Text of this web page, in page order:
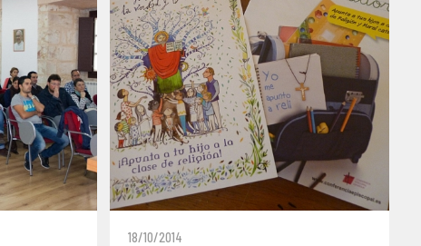
18/10/2014